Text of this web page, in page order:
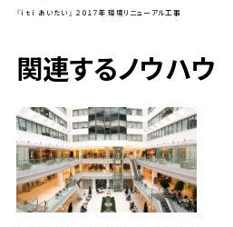
『ｉｔｉ あいたい』 ２０１７年 環境リニューアル工事
関連するノウハウ